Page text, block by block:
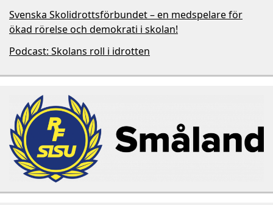
Svenska Skolidrottsförbundet – en medspelare för
ökad rörelse och demokrati i skolan!
Podcast: Skolans roll i idrotten